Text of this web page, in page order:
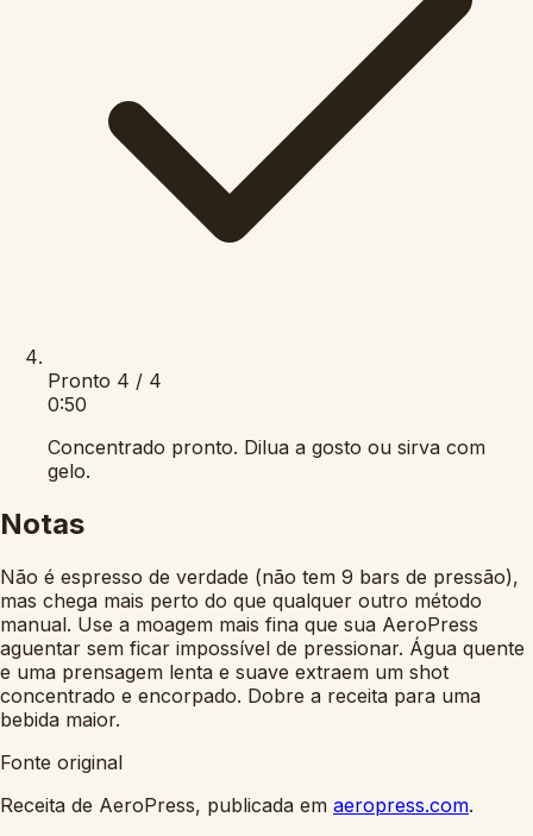
Pronto 4 / 4
0:50
Concentrado pronto. Dilua a gosto ou sirva com
gelo.
Notas
Não é espresso de verdade (não tem 9 bars de pressão),
mas chega mais perto do que qualquer outro método
manual. Use a moagem mais fina que sua AeroPress
aguentar sem ficar impossível de pressionar. Água quente
e uma prensagem lenta e suave extraem um shot
concentrado e encorpado. Dobre a receita para uma
bebida maior.
Fonte original
Receita de AeroPress, publicada em aeropress.com.